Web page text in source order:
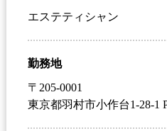
エステティシャン
勤務地
〒205-0001
東京都羽村市小作台1-28-1